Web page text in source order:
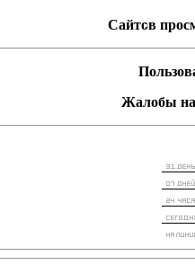
Сайтов
Жалобы